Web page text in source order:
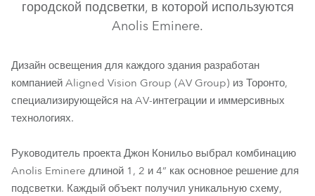
городской подсветки, в которой используются
Anolis Eminere.
Дизайн освещения для каждого здания разработан
компанией Aligned Vision Group (AV Group) из Торонто,
специализирующейся на AV-интеграции и иммерсивных
технологиях.
Руководитель проекта Джон Конильо выбрал комбинацию
Anolis Eminere длиной 1, 2 и 4” как основное решение для
подсветки. Каждый объект получил уникальную схему,